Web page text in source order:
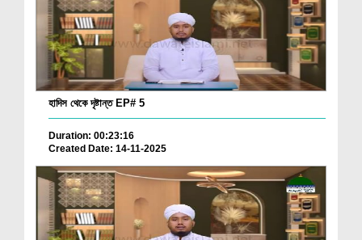
হাদিস থেকে দৃষ্টান্ত EP# 5
Duration: 00:23:16
Created Date: 14-11-2025